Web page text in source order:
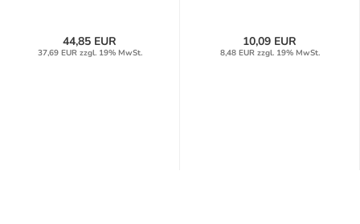
44,85 EUR
37,69 EUR zzgl. 19% MwSt.
10,09 EUR
8,48 EUR zzgl. 19% MwSt.